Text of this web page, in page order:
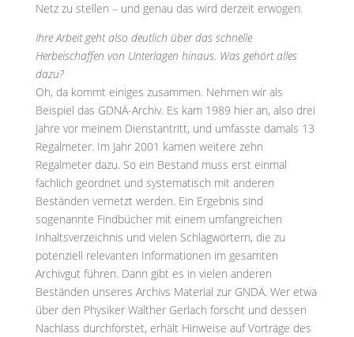
Netz zu stellen – und genau das wird derzeit erwogen.
Ihre Arbeit geht also deutlich über das schnelle
Herbeischaffen von Unterlagen hinaus. Was gehört alles
dazu?
Oh, da kommt einiges zusammen. Nehmen wir als
Beispiel das GDNÄ-Archiv. Es kam 1989 hier an, also drei
Jahre vor meinem Dienstantritt, und umfasste damals 13
Regalmeter. Im Jahr 2001 kamen weitere zehn
Regalmeter dazu. So ein Bestand muss erst einmal
fachlich geordnet und systematisch mit anderen
Beständen vernetzt werden. Ein Ergebnis sind
sogenannte Findbücher mit einem umfangreichen
Inhaltsverzeichnis und vielen Schlagwörtern, die zu
potenziell relevanten Informationen im gesamten
Archivgut führen. Dann gibt es in vielen anderen
Beständen unseres Archivs Material zur GNDÄ. Wer etwa
über den Physiker Walther Gerlach forscht und dessen
Nachlass durchforstet, erhält Hinweise auf Vorträge des